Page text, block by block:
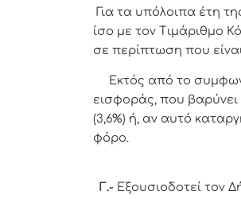
Για τα υπόλοιπα έτη
ίσο με τον Τιμάριθμο
σε περίπτωση που
Εκτός από το συμφωνηθέν μίσθωμα, ο μισθωτής
Γ.- Εξουσιοδοτεί τον